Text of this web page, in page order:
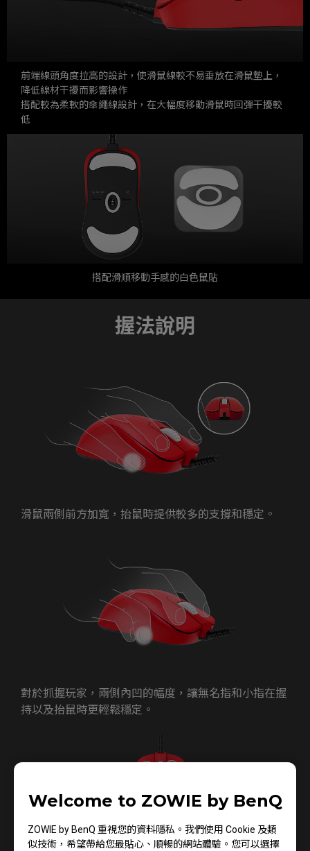
Welcome to ZOWIE by BenQ
ZOWIE by BenQ 重視您的資料隱私。我們使用 Cookie 及類
似技術，希望帶給您最貼心、順暢的網站體驗。您可以選擇
前端線頭角度拉高的設計，使滑鼠線較不易垂放在滑鼠墊上，
降低線材干擾而影響操作
搭配較為柔軟的傘繩線設計，在大幅度移動滑鼠時回彈干擾較
低
搭配滑順移動手感的白色鼠貼
握法說明
滑鼠兩側前方加寬，抬鼠時提供較多的支撐和穩定。
對於抓握玩家，兩側內凹的幅度，讓無名指和小指在握
持以及抬鼠時更輕鬆穩定。